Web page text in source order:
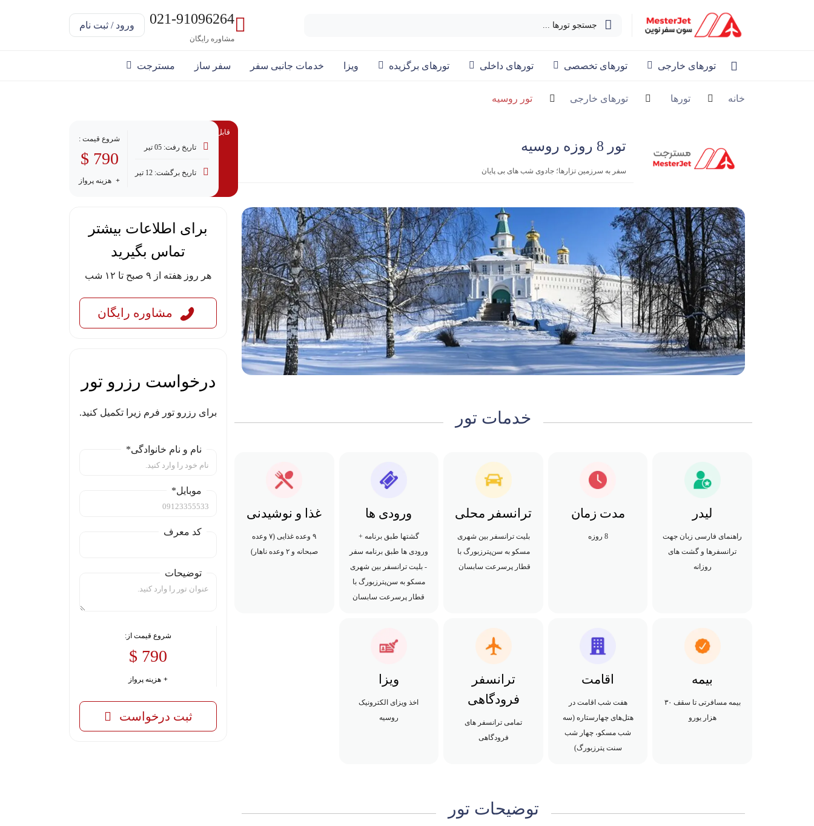
جستجو تورها ... 021-91096264
مشاوره رایگان
ورود / ثبت نام
تورهای خارجی تورهای تخصصی تورهای داخلی تورهای برگزیده ویزا خدمات جانبی سفر سفر ساز مسترجت
خانه تورها تورهای خارجی تور روسیه
تور 8 روزه روسیه
سفر به سرزمین تزارها؛ جادوی شب های بی پایان
قابل پرداخت با وام
تاریخ رفت: 05 تیر
تاریخ برگشت: 12 تیر
شروع قیمت :
790 $
هزینه پرواز
خدمات تور
لیدر
راهنمای فارسی زبان جهت
ترانسفرها و گشت های
روزانه
مدت زمان
8 روزه
ترانسفر محلی
بلیت ترانسفر بین شهری
مسکو به سن‌پترزبورگ با
قطار پرسرعت سابسان
ورودی ها
گشتها طبق برنامه +
ورودی ها طبق برنامه سفر
- بلیت ترانسفر بین شهری
مسکو به سن‌پترزبورگ با
قطار پرسرعت سابسان
غذا و نوشیدنی
۹ وعده غذایی (۷ وعده
صبحانه و ۲ وعده ناهار)
بیمه
بیمه مسافرتی تا سقف ۳۰
هزار یورو
اقامت
هفت شب اقامت در
هتل‌های چهارستاره (سه
شب مسکو، چهار شب
سنت پترزبورگ)
ترانسفر
فرودگاهی
تمامی ترانسفر های
فرودگاهی
ویزا
اخذ ویزای الکترونیک
روسیه
توضیحات تور
برای اطلاعات بیشتر
تماس بگیرید
هر روز هفته از ۹ صبح تا ۱۲ شب
مشاوره رایگان
درخواست رزرو تور
برای رزرو تور فرم زیرا تکمیل کنید.
نام و نام خانوادگی*
موبایل*
کد معرف
توضیحات
شروع قیمت از:
790 $
هزینه پرواز
ثبت درخواست